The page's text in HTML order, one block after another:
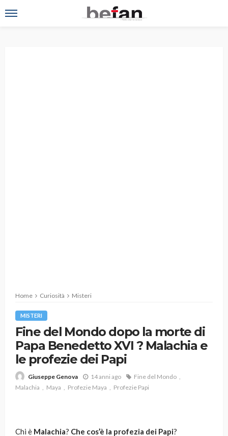
Home Curiosità Misteri
MISTERI
Fine del Mondo dopo la morte di
Papa Benedetto XVI ? Malachia e
le profezie dei Papi
Giuseppe Genova 14 anni ago
Fine del Mondo
Malachia
Maya Profezie Maya Profezie Papi
Chi è Malachia? Che cos’è la profezia dei Papi?